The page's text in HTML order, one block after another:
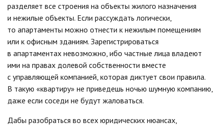
разделяет все строения на объекты жилого назначения
и нежилые объекты. Если рассуждать логически,
то апартаменты можно отнести к нежилым помещениям
или к офисным зданиям. Зарегистрироваться
в апартаментах невозможно, ибо частные лица владеют
ими на правах долевой собственности вместе
с управляющей компанией, которая диктует свои правила.
В такую «квартиру» не приведешь ночью шумную компанию,
даже если соседи не будут жаловаться.
Дабы разобраться во всех юридических нюансах,